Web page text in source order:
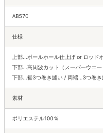
AB570
仕様
上部…ポールホール仕上げ or ロッド
下部…高周波カット（スーパーウエ
下部…裾3つ巻き縫い / 両端…3つ巻き
素材
ポリエステル100％